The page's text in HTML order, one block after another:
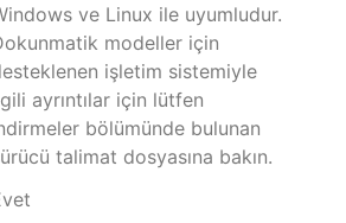
ve Linux ile uyumludur.
modeller için
işletim sistemiyle
ayrıntılar için lütfen
bölümünde bulunan
talimat dosyasına bakın.